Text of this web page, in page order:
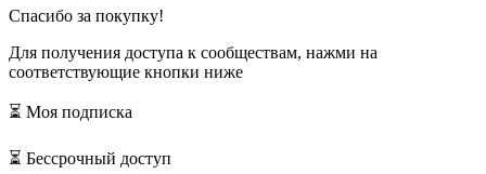
Спасибо за покупку!
Для получения доступа к сообществам, нажми на
соответствующие кнопки ниже
⏳ Моя подписка
⏳ Бессрочный доступ